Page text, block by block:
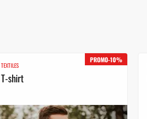
PROMO-10%
TEXTILES
T-shirt